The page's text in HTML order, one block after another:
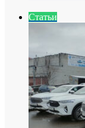
Статьи